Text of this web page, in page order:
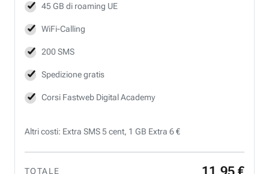
45 GB di roaming UE
WiFi-Calling
200 SMS
Spedizione gratis
Corsi Fastweb Digital Academy
Altri costi: Extra SMS 5 cent, 1 GB Extra 6 €
TOTALE